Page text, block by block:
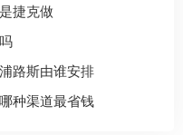
捷克做
路斯由谁安排
种渠道最省钱